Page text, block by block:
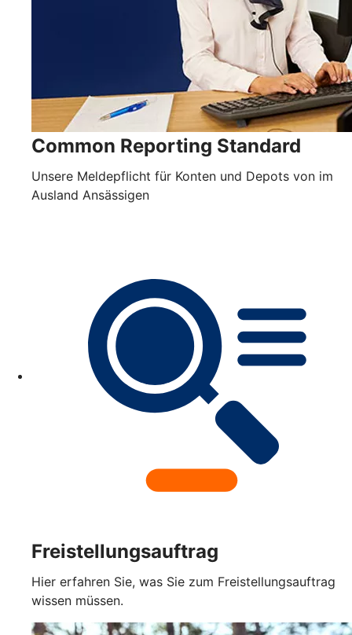
Common Reporting Standard
Unsere Meldepflicht für Konten und Depots von im
Ausland Ansässigen
Freistellungsauftrag
Hier erfahren Sie, was Sie zum Freistellungsauftrag
wissen müssen.